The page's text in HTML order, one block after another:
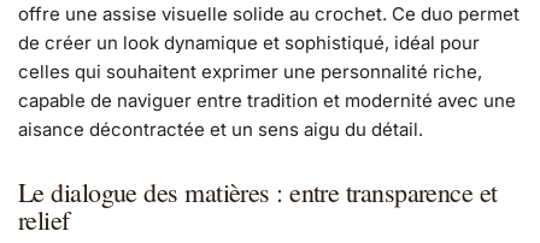
offre une assise visuelle solide au crochet. Ce duo permet
de créer un look dynamique et sophistiqué, idéal pour
celles qui souhaitent exprimer une personnalité riche,
capable de naviguer entre tradition et modernité avec une
aisance décontractée et un sens aigu du détail.
Le dialogue des matières : entre transparence et
relief